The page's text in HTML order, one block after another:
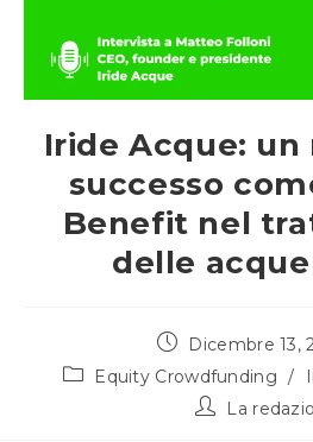
Iride Acque:
successo
Benefit nel
delle
Articolo
pubblicato:
Dicembre 13,
Categoria
Equity Crowdfunding /
Autore
La